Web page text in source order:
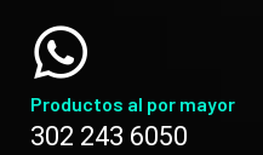
Productos al por mayor
302 243 6050